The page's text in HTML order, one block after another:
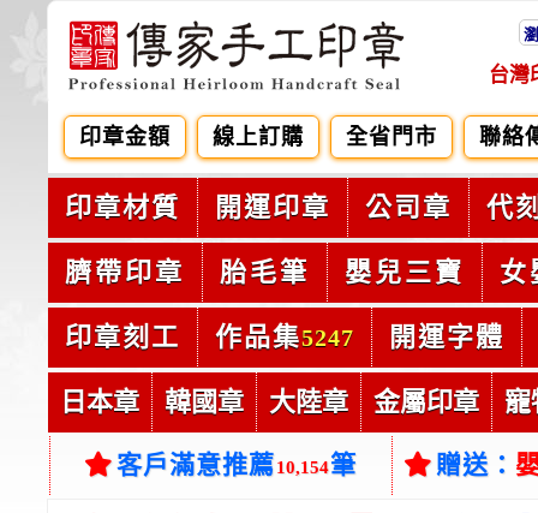
台灣
印章金額 線上訂購 全省門市 聯絡
印章材質 開運印章 公司章 代
臍帶印章 胎毛筆 嬰兒三寶 女
印章刻工 作品集5247 開運字體
日本章 韓國章 大陸章 金屬印章 寵
客戶滿意推薦10,154筆 贈送：